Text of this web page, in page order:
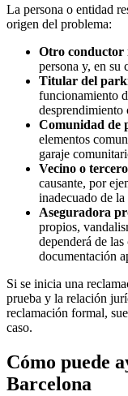
La persona o entidad
origen del problema:
Otro conductor
persona y, en su
Titular del
funcionamiento
desprendimiento
Comunidad de
elementos
garaje
Vecino o
causante, por
inadecuado de la
Aseguradora
propios,
dependerá de
documentación
Si se inicia una
prueba y la relación
reclamación formal,
caso.
Cómo puede
Barcelona